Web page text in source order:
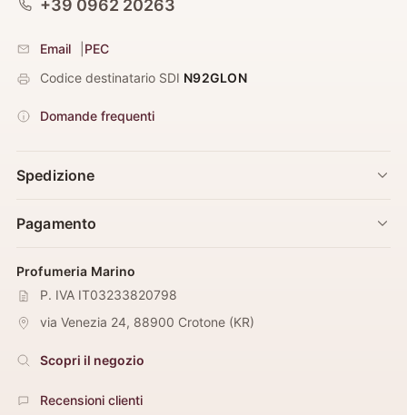
+39 0962 20263
Email
PEC
Codice destinatario SDI N92GLON
Domande frequenti
Spedizione
Pagamento
Profumeria Marino
P. IVA IT03233820798
via Venezia 24, 88900 Crotone (KR)
Scopri il negozio
Recensioni clienti